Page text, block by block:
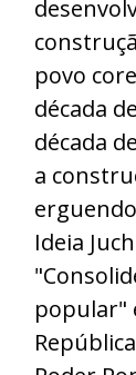
povo
década
década
a
Ideia
popular"